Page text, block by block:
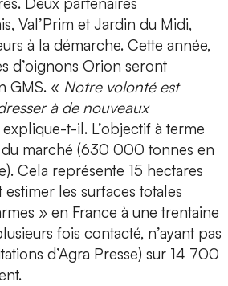
Val’Prim et Jardin du Midi,
à la démarche. Cette année,
d’oignons Orion seront
GMS. « Notre volonté est
à de nouveaux
explique-t-il. L’objectif à terme
du marché (630 000 tonnes en
Cela représente 15 hectares
les surfaces totales
» en France à une trentaine
fois contacté, n’ayant pas
d’Agra Presse) sur 14 700